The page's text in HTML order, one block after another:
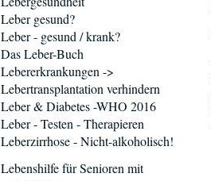
Leber gesund?
Leber - gesund / krank?
Das Leber-Buch
Lebererkrankungen ->
Lebertransplantation verhindern
Leber & Diabetes -WHO 2016
Leber - Testen - Therapieren
Leberzirrhose - Nicht-alkoholisch!
Lebenshilfe für Senioren mit